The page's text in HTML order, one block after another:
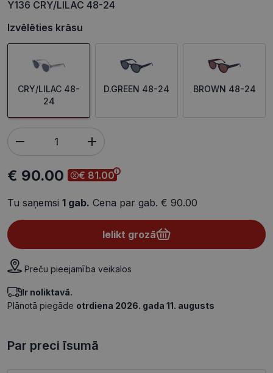
Y136 CRY/LILAC 48-24
Izvēlēties krāsu
CRY/LILAC 48-
24
D.GREEN 48-24 BROWN 48-24
€ 90.00 € 81.00
Tu saņemsi 1 gab. Cena par gab. € 90.00
Ielikt grozā
Preču pieejamība veikalos
Ir noliktavā.
Plānotā piegāde otrdiena 2026. gada 11. augusts
Par preci īsumā